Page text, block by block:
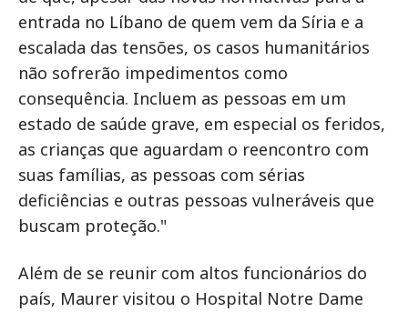
entrada no Líbano de quem vem da Síria e a
escalada das tensões, os casos humanitários
não sofrerão impedimentos como
consequência. Incluem as pessoas em um
estado de saúde grave, em especial os feridos,
as crianças que aguardam o reencontro com
suas famílias, as pessoas com sérias
deficiências e outras pessoas vulneráveis que
buscam proteção."
Além de se reunir com altos funcionários do
país, Maurer visitou o Hospital Notre Dame